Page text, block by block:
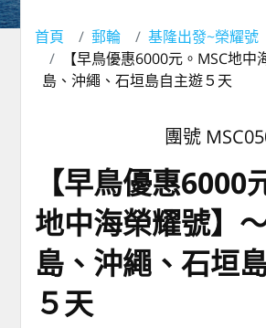
首頁 郵輪
基隆出發~榮耀號
【早鳥優惠6000元。MSC地
島、沖繩、石垣島自主遊５天
團號
【早鳥優惠6000
地中海榮耀號】
島、沖繩、石垣
５天